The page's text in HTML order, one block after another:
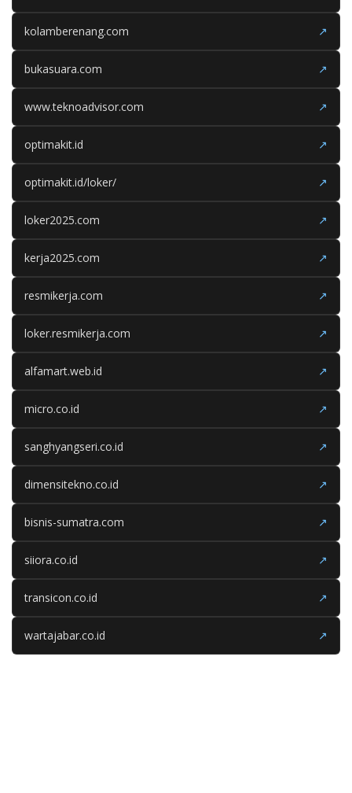
kolamberenang.com ↗
bukasuara.com ↗
www.teknoadvisor.com ↗
optimakit.id ↗
optimakit.id/loker/ ↗
loker2025.com ↗
kerja2025.com ↗
resmikerja.com ↗
loker.resmikerja.com ↗
alfamart.web.id ↗
micro.co.id ↗
sanghyangseri.co.id ↗
dimensitekno.co.id ↗
bisnis-sumatra.com ↗
siiora.co.id ↗
transicon.co.id ↗
wartajabar.co.id ↗